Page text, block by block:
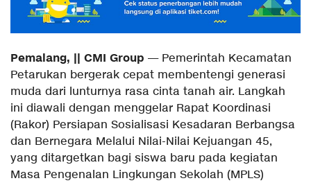
Pemalang, || CMI Group — Pemerintah Kecamatan
Petarukan bergerak cepat membentengi generasi
muda dari lunturnya rasa cinta tanah air. Langkah
ini diawali dengan menggelar Rapat Koordinasi
(Rakor) Persiapan Sosialisasi Kesadaran Berbangsa
dan Bernegara Melalui Nilai-Nilai Kejuangan 45,
yang ditargetkan bagi siswa baru pada kegiatan
Masa Pengenalan Lingkungan Sekolah (MPLS)